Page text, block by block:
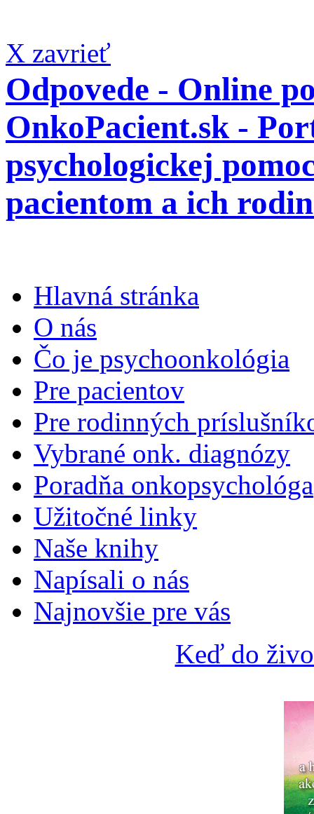
X zavrieť
Odpovede - Online
OnkoPacient.sk -
psychologickej
pacientom a ich
Hlavná stránka
O nás
Čo je psychoonkológia
Pre pacientov
Pre rodinných
Vybrané onk. diagnózy
Poradňa onkopsychológa
Užitočné linky
Naše knihy
Napísali o nás
Najnovšie pre vás
Keď do